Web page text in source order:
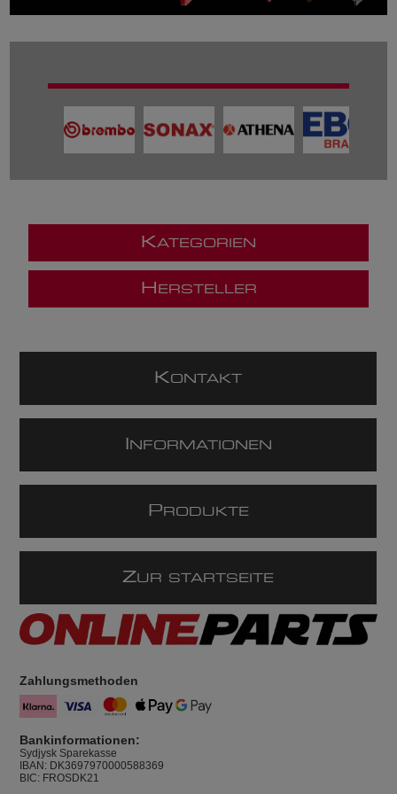
KATEGORIEN
H ERSTELLER
KONTAKT
NFORMATIONEN
P RODUKTE
ZUR STARTSEITE
Zahlungsmethoden
Bankinformationen:
Sydjysk Sparekasse
IBAN: DK3697970000588369
BIC: FROSDK21